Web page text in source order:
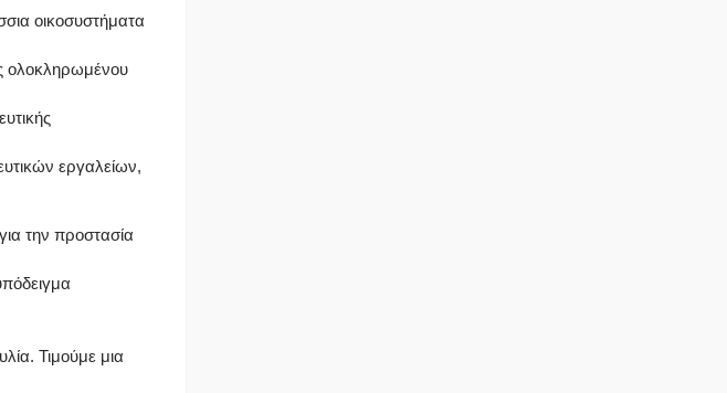
οικοσυστήματα
ολοκληρωμένου
εργαλείων,
την προστασία
Τιμούμε μια